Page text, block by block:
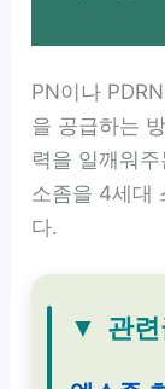
PN이나
을 공급하는
력을 일깨워
소좀을 4세대
다.
▼ 관련